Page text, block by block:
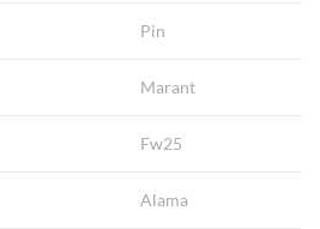
Pin
Marant
Fw25
Alama